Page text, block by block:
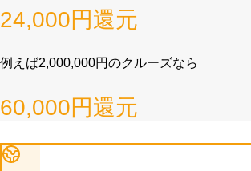
24,000円還元
例えば2,000,000円のクルーズなら
60,000円還元